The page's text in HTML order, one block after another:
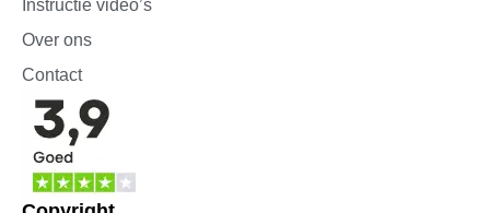
Instructie video’s
Over ons
Contact